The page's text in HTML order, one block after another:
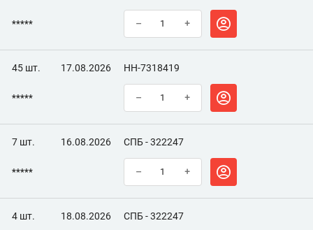
***** – +
45 шт. 17.08.2026 НН-7318419
***** – +
7 шт. 16.08.2026 СПБ - 322247
***** – +
4 шт. 18.08.2026 СПБ - 322247